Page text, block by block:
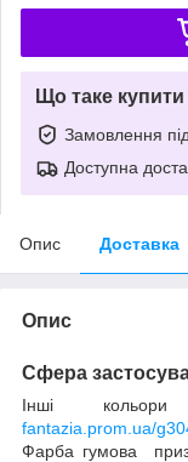
Що таке
Замовлення
Доступна
Опис Доставка
Опис
Сфера
Інші
fantazia.prom.ua/
Фарба гумова